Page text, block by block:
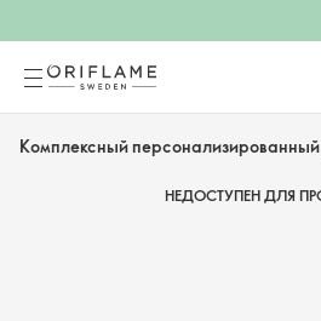
Комплексный
НЕДОСТУПЕН ДЛЯ